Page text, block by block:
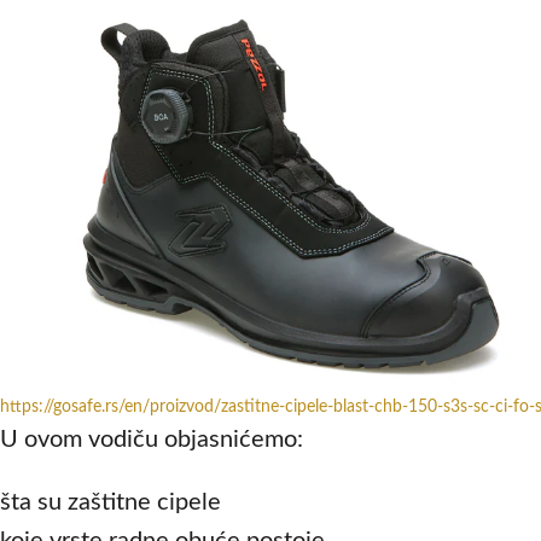
https://gosafe.rs/en/proizvod/zastitne-cipele-blast-chb-150-s3s-sc-ci-fo-
U ovom vodiču objasnićemo:
šta su zaštitne cipele